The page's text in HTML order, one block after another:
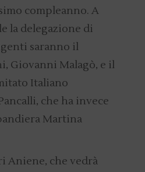
compleanno. A
la delegazione di
saranno il
Giovanni Malagò, e il
Italiano
che ha invece
Martina
Aniene, che vedrà